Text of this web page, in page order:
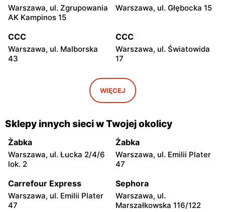
Warszawa, ul. Zgrupowania
AK Kampinos 15
Warszawa, ul. Głębocka 15
CCC
Warszawa, ul. Malborska
43
CCC
Warszawa, ul. Światowida
17
CCC
Warszawa, ul. Kazimierza
Szpotańskiego 4
CCC
Łomianki, ul. Brukowa 25
CCC
Janki, ul. Mszczonowska 3
CCC
Pruszków, ul. Henryka
CCC
Legionowo, ul. Jerzego
CCC
Legionowo, ul. Marsz.
CCC
Józefów, ul. 3 Maja 148
WIĘCEJ
Sklepy innych sieci w Twojej okolicy
Żabka
Warszawa, ul. Łucka 2/4/6
lok. 2
Żabka
Warszawa, ul. Emilii Plater
47
Carrefour Express
Warszawa, ul. Emilii Plater
47
Sephora
Warszawa, ul.
Marszałkowska 116/122